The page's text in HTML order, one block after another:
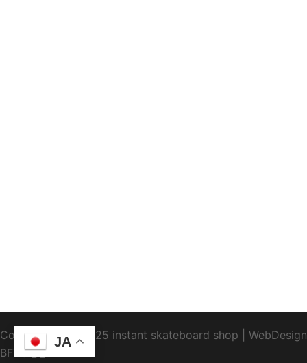
Copyright1995-2025 instant skateboard shop
WebDesign
BFTC_ _.
JA